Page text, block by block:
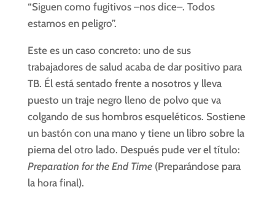
“Siguen como fugitivos –nos dice–. Todos
estamos en peligro”.
Este es un caso concreto: uno de sus
trabajadores de salud acaba de dar positivo para
TB. Él está sentado frente a nosotros y lleva
puesto un traje negro lleno de polvo que va
colgando de sus hombros esqueléticos. Sostiene
un bastón con una mano y tiene un libro sobre la
pierna del otro lado. Después pude ver el título:
Preparation for the End Time (Preparándose para
la hora final).